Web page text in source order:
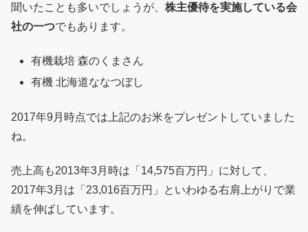
聞いたことも多いでしょうが、 株主優待を実施している会
社の一つでもあります。
有機栽培 森のくまさん
有機 北海道ななつぼし
2017年9月時点では上記のお米をプレゼントしていました
ね。
売上高も2013年3月時は「14,575百万円」に対して、
2017年3月は「23,016百万円」といわゆる右肩上がりで業
績を伸ばしています。